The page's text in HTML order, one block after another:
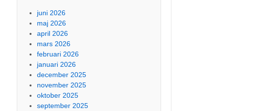
juni 2026
maj 2026
april 2026
mars 2026
februari 2026
januari 2026
december 2025
november 2025
oktober 2025
september 2025